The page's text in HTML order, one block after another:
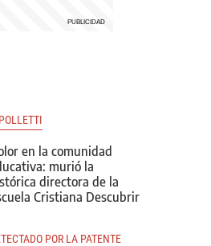
en la comunidad
murió la
directora de la
Cristiana Descubrir
POR LA PATENTE